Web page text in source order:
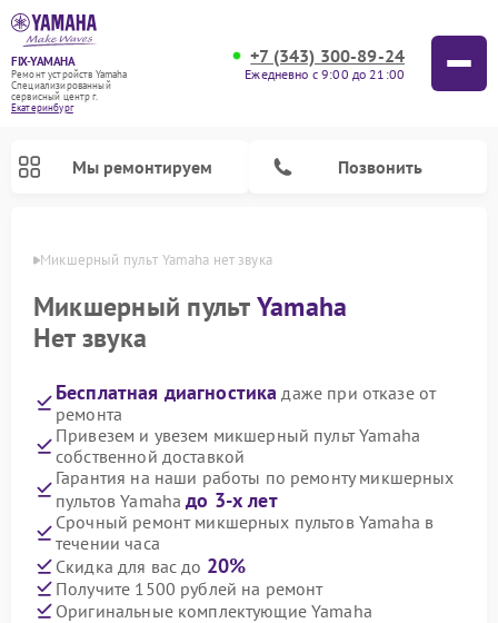
FIX-YAMAHA
Ремонт устройств Yamaha
Специализированный
cервисный центр г.
Екатеринбург
+7 (343) 300-89-24
Ежедневно с 9:00 до 21:00
Мы ремонтируем Позвонить
Микшерный пульт Yamaha нет звука
Микшерный пультYamaha
Нет звука
Бесплатная диагностика даже при отказе от
ремонта
Привезем и увезем микшерный пульт Yamaha
собственной доставкой
Гарантия на наши работы по ремонту микшерных
пультов Yamahaдо 3-х лет
Срочный ремонт микшерных пультов Yamaha в
течении часа
Скидка для вас до 20%
Получите 1500 рублей на ремонт
Оригинальные комплектующие Yamaha